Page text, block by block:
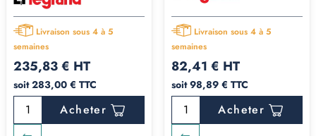
Livraison sous 4 à 5
semaines
235,83 € HT
soit 283,00 € TTC
Acheter
Livraison sous 4 à 5
semaines
82,41 € HT
soit 98,89 € TTC
Acheter